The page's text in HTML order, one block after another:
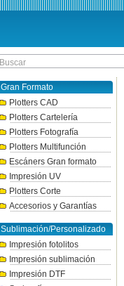
Gran Formato
Plotters CAD
Plotters Cartelería
Plotters Fotografía
Plotters Multifunción
Escáners Gran formato
Impresión UV
Plotters Corte
Accesorios y Garantías
Sublimación/Personalizado
Impresión fotolitos
Impresión sublimación
Impresión DTF